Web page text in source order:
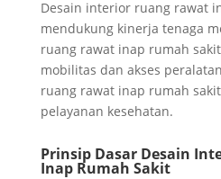
Desain interior ruang rawat
mendukung kinerja tenaga
ruang rawat inap rumah
mobilitas dan akses
ruang rawat inap rumah
pelayanan kesehatan.
Prinsip Dasar Desain
Inap Rumah Sakit